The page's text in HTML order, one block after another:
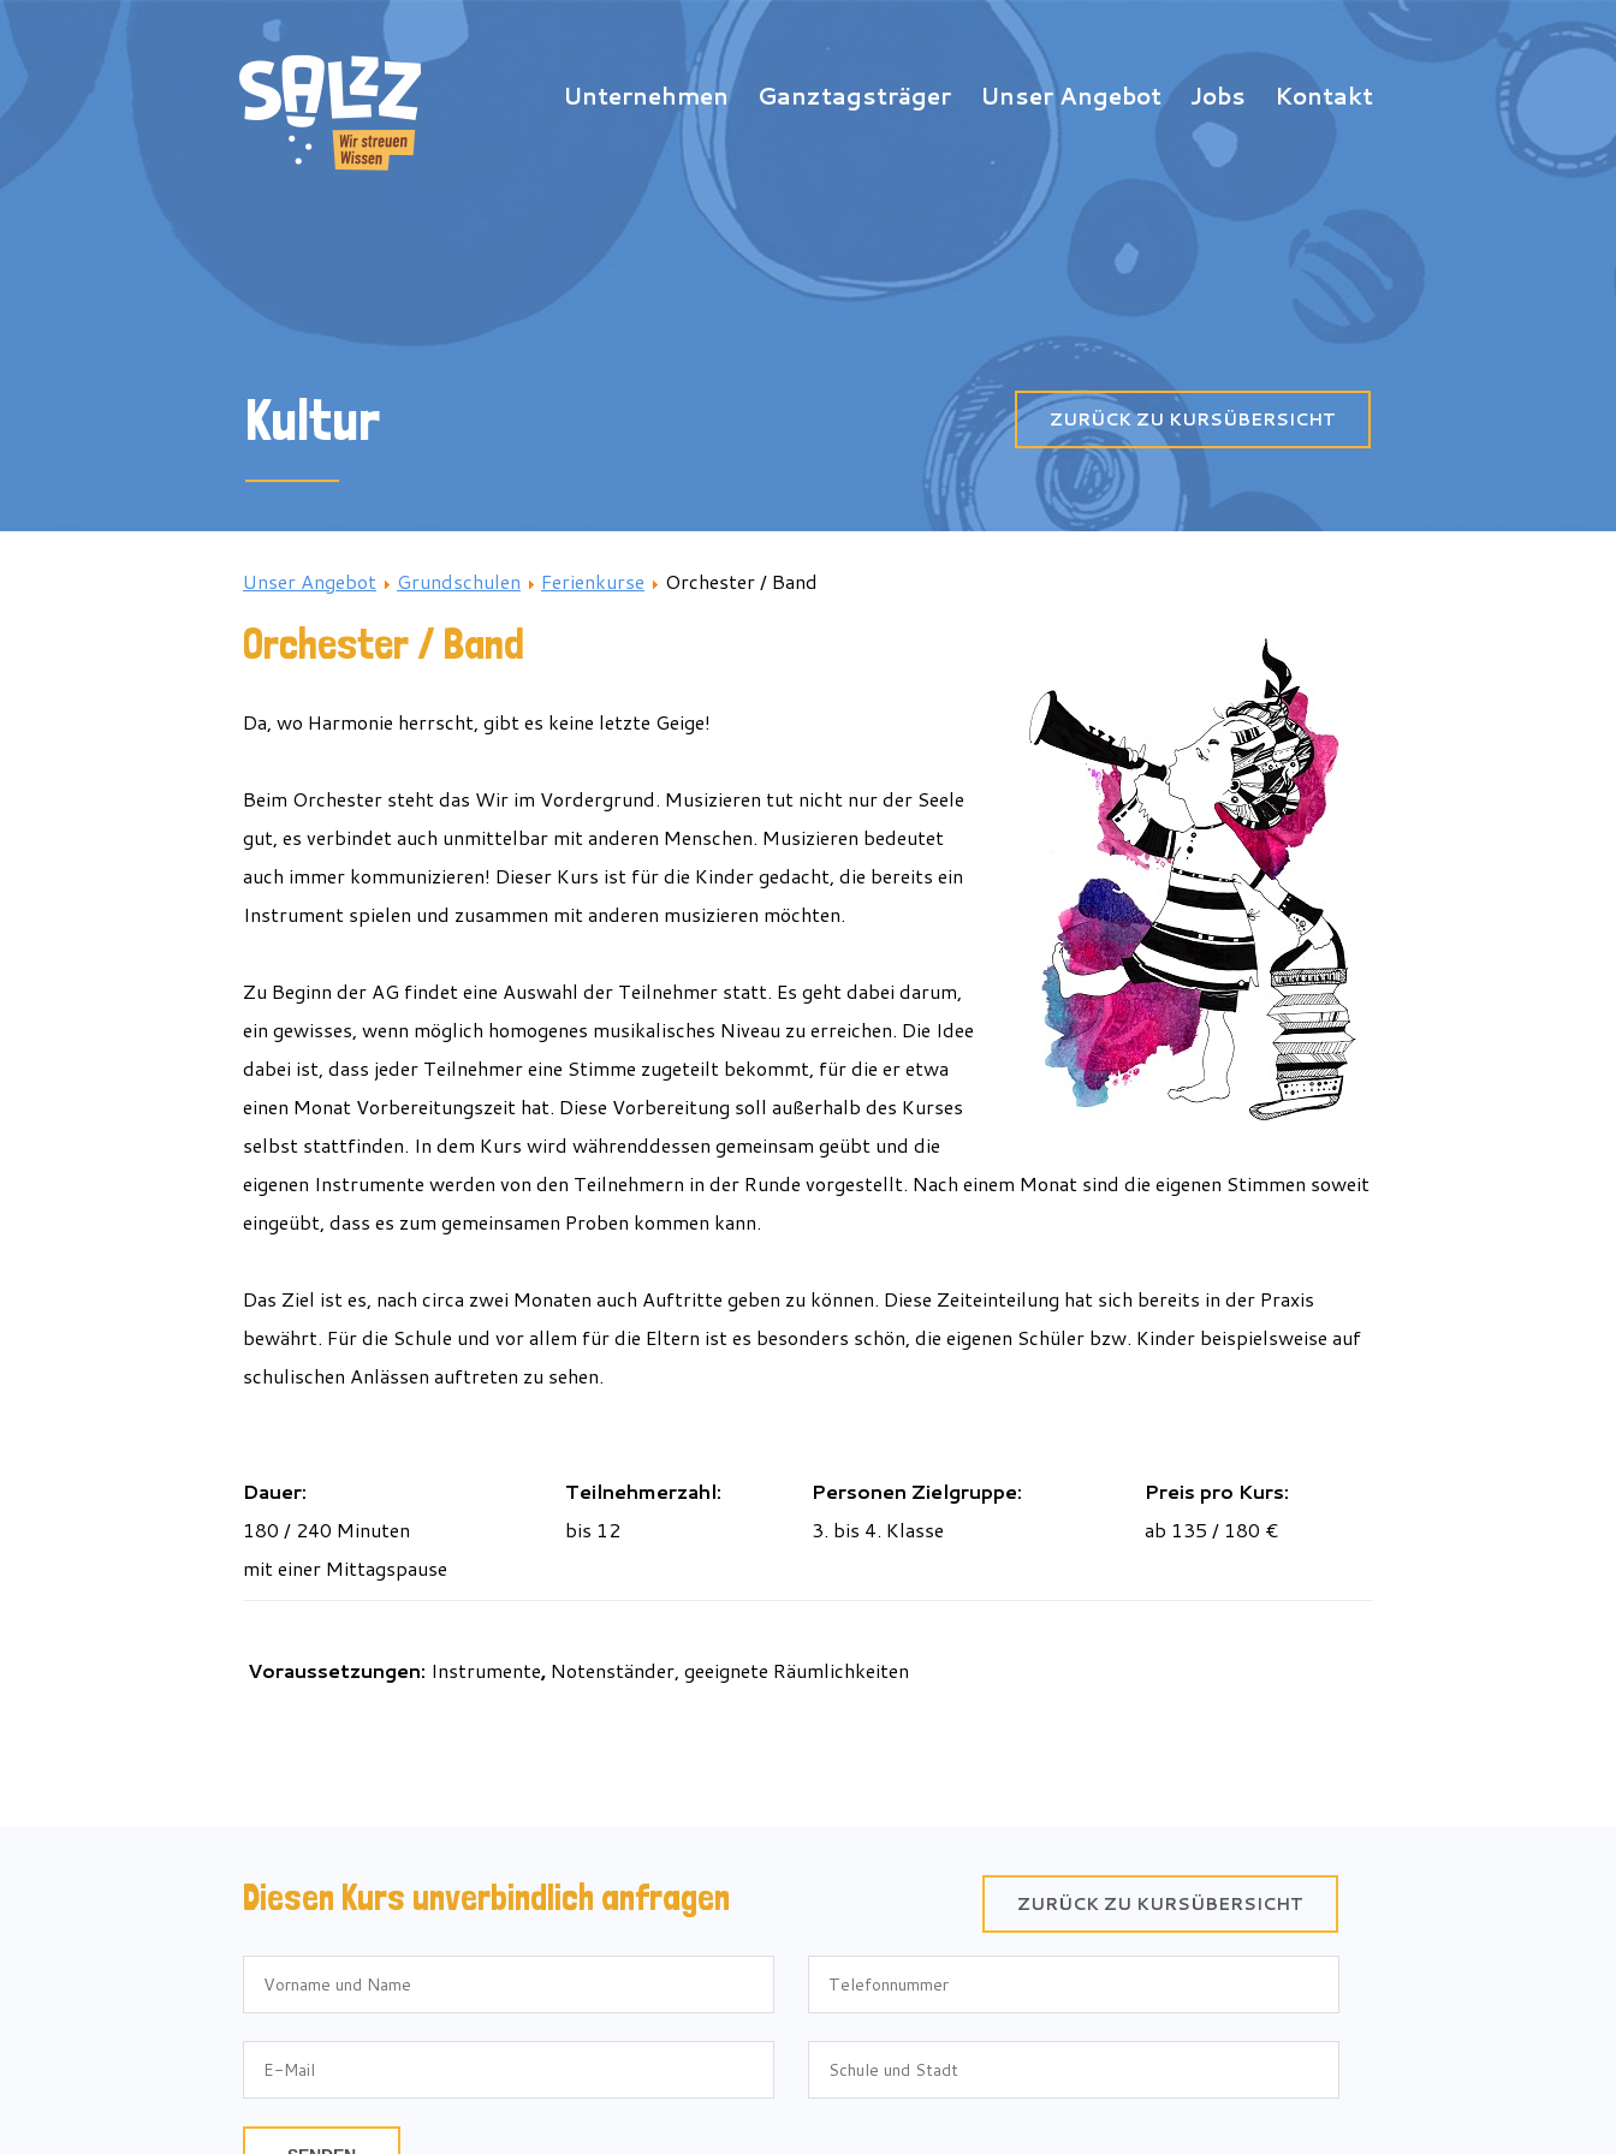
Unternehmen Ganztagsträger Unser Angebot Jobs Kontakt
ZURÜCK ZU KURSÜBERSICHT
Kultur
Unser Angebot Grundschulen Ferienkurse Orchester / Band
Orchester / Band
Da, wo Harmonie herrscht, gibt es keine letzte Geige!
Beim Orchester steht das Wir im Vordergrund. Musizieren tut nicht nur der Seele
gut, es verbindet auch unmittelbar mit anderen Menschen. Musizieren bedeutet
auch immer kommunizieren! Dieser Kurs ist für die Kinder gedacht, die bereits ein
Instrument spielen und zusammen mit anderen musizieren möchten.
Zu Beginn der AG findet eine Auswahl der Teilnehmer statt. Es geht dabei darum,
ein gewisses, wenn möglich homogenes musikalisches Niveau zu erreichen. Die Idee
dabei ist, dass jeder Teilnehmer eine Stimme zugeteilt bekommt, für die er etwa
einen Monat Vorbereitungszeit hat. Diese Vorbereitung soll außerhalb des Kurses
selbst stattfinden. In dem Kurs wird währenddessen gemeinsam geübt und die
eigenen Instrumente werden von den Teilnehmern in der Runde vorgestellt. Nach einem Monat sind die eigenen Stimmen soweit
eingeübt, dass es zum gemeinsamen Proben kommen kann.
Das Ziel ist es, nach circa zwei Monaten auch Auftritte geben zu können. Diese Zeiteinteilung hat sich bereits in der Praxis
bewährt. Für die Schule und vor allem für die Eltern ist es besonders schön, die eigenen Schüler bzw. Kinder beispielsweise auf
schulischen Anlässen auftreten zu sehen.
Dauer: Teilnehmerzahl: Personen Zielgruppe:
Preis pro Kurs:
180 / 240 Minuten
mit einer Mittagspause
bis 12 3. bis 4. Klasse ab 135 / 180 €
Voraussetzungen: Instrumente, Notenständer, geeignete Räumlichkeiten
Diesen Kurs unverbindlich anfragen ZURÜCK ZU KURSÜBERSICHT